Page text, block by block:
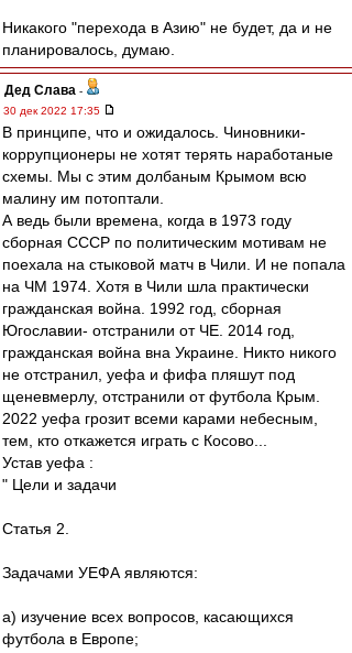
Никакого "перехода в Азию" не будет, да и не
планировалось, думаю.
Дед Слава -
30 дек 2022 17:35
В принципе, что и ожидалось. Чиновники-
коррупционеры не хотят терять наработаные
схемы. Мы с этим долбаным Крымом всю
малину им потоптали.
А ведь были времена, когда в 1973 году
сборная СССР по политическим мотивам не
поехала на стыковой матч в Чили. И не попала
на ЧМ 1974. Хотя в Чили шла практически
гражданская война. 1992 год, сборная
Югославии- отстранили от ЧЕ. 2014 год,
гражданская война вна Украине. Никто никого
не отстранил, уефа и фифа пляшут под
щеневмерлу, отстранили от футбола Крым.
2022 уефа грозит всеми карами небесным,
тем, кто откажется играть с Косово...
Устав уефа :
" Цели и задачи
Статья 2.
Задачами УЕФА являются:
а) изучение всех вопросов, касающихся
футбола в Европе;